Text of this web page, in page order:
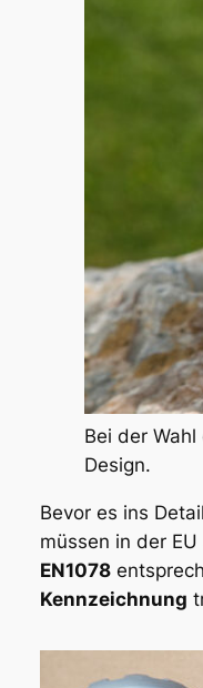
Bei der
Design.
Bevor es ins
müssen in der
EN1078
Kennzeichnung